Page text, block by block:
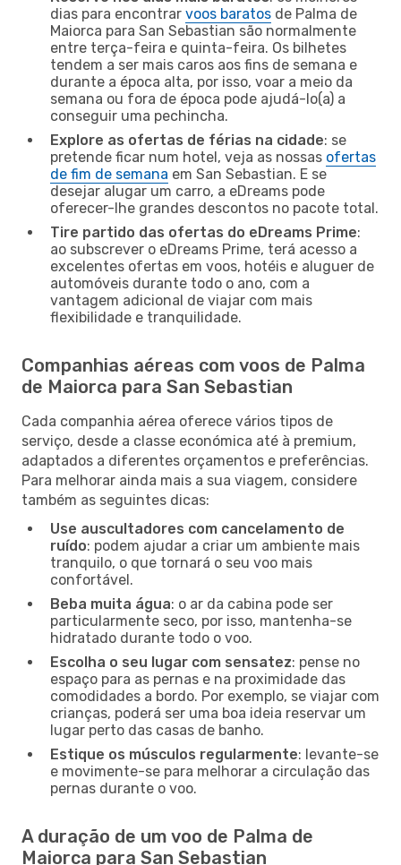
dias para encontrar voos baratos de Palma de
Maiorca para San Sebastian são normalmente
entre terça-feira e quinta-feira. Os bilhetes
tendem a ser mais caros aos fins de semana e
durante a época alta, por isso, voar a meio da
semana ou fora de época pode ajudá-lo(a) a
conseguir uma pechincha.
Explore as ofertas de férias na cidade: se
pretende ficar num hotel, veja as nossas ofertas
de fim de semana em San Sebastian. E se
desejar alugar um carro, a eDreams pode
oferecer-lhe grandes descontos no pacote total.
Tire partido das ofertas do eDreams Prime:
ao subscrever o eDreams Prime, terá acesso a
excelentes ofertas em voos, hotéis e aluguer de
automóveis durante todo o ano, com a
vantagem adicional de viajar com mais
flexibilidade e tranquilidade.
Companhias aéreas com voos de Palma
de Maiorca para San Sebastian
Cada companhia aérea oferece vários tipos de
serviço, desde a classe económica até à premium,
adaptados a diferentes orçamentos e preferências.
Para melhorar ainda mais a sua viagem, considere
também as seguintes dicas:
Use auscultadores com cancelamento de
ruído: podem ajudar a criar um ambiente mais
tranquilo, o que tornará o seu voo mais
confortável.
Beba muita água: o ar da cabina pode ser
particularmente seco, por isso, mantenha-se
hidratado durante todo o voo.
Escolha o seu lugar com sensatez: pense no
espaço para as pernas e na proximidade das
comodidades a bordo. Por exemplo, se viajar com
crianças, poderá ser uma boa ideia reservar um
lugar perto das casas de banho.
Estique os músculos regularmente: levante-se
e movimente-se para melhorar a circulação das
pernas durante o voo.
A duração de um voo de Palma de
Maiorca para San Sebastian